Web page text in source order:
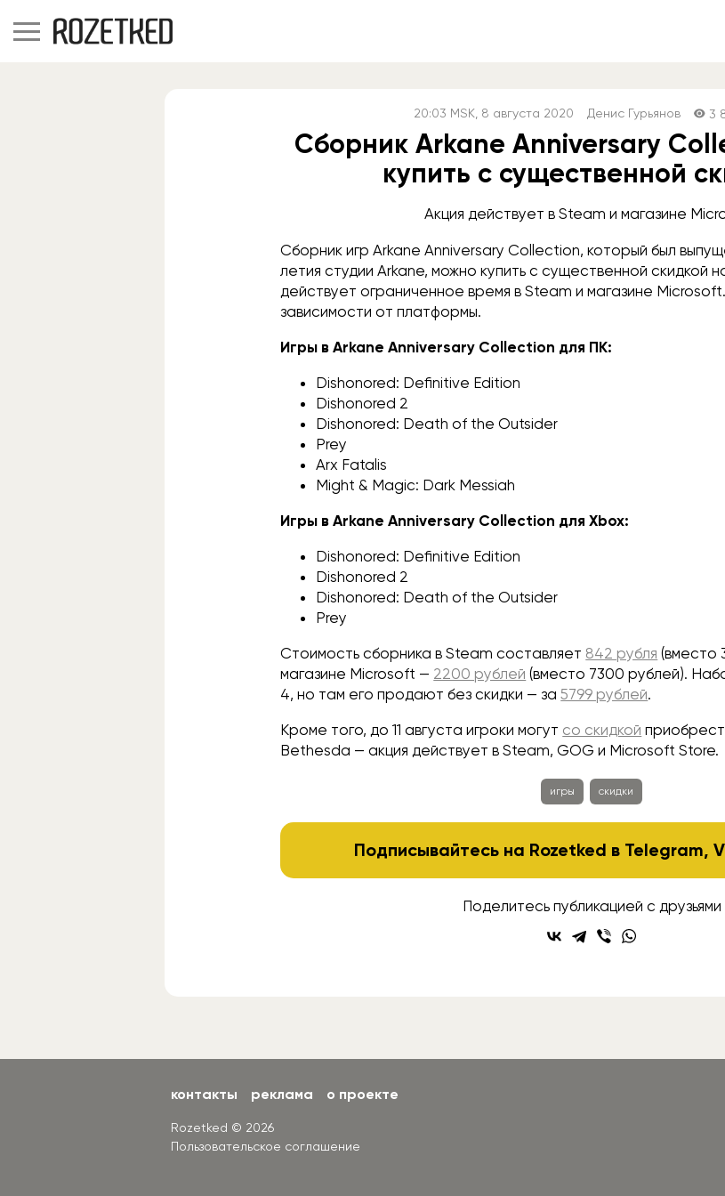
20:03 MSK , 8 августа 2020 Денис Гурьянов 3
Сборник Arkane Anniversary
купить с существенной
Акция действует в Steam и магазине
Сборник игр Arkane Anniversary Collection, который был
летия студии Arkane, можно купить с существенной скидкой
действует ограниченное время в Steam и магазине
зависимости от платформы.
Игры в Arkane Anniversary Collection для ПК:
Dishonored: Definitive Edition
Dishonored 2
Dishonored: Death of the Outsider
Prey
Arx Fatalis
Might & Magic: Dark Messiah
Игры в Arkane Anniversary Collection для Xbox:
Dishonored: Definitive Edition
Dishonored 2
Dishonored: Death of the Outsider
Prey
Стоимость сборника в Steam составляет 842 рубля (вместо
магазине Microsoft — 2200 рублей (вместо 7300 рублей).
4, но там его продают без скидки — за5799 рублей.
Кроме того, до 11 августа игроки могут со скидкой
Bethesda — акция действует в Steam, GOG и Microsoft Store.
игры скидки
Подписывайтесь на Rozetked в Telegram,
Поделитесь публикацией с друзьями
контакты реклама о проекте
Rozetked © 2026
Пользовательское соглашение